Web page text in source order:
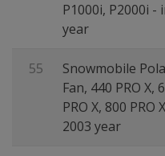
P1000i, P2000i
year
55
Snowmobile
Fan, 440 PRO X,
PRO X, 800
2003 year